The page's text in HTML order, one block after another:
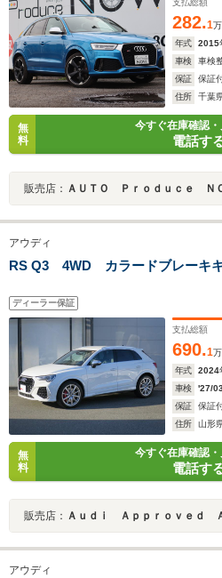
支払総額
282.1
年式
2015
車検
車検
保証
保証
住所
千葉
無
料
今すぐ在庫確認
電話す
販売店： ＡＵＴＯ Ｐｒｏｄｕｃｅ Ｎ
アウディ
RS Q3 4WD カラードブレーキ
ディーラー保証
支払総額
690.1
年式
2024
車検
'27/
保証
保証
住所
山形
無
料
今すぐ在庫確認
電話す
販売店： Ａｕｄｉ Ａｐｐｒｏｖｅｄ
アウディ